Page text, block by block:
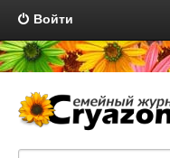
Войти